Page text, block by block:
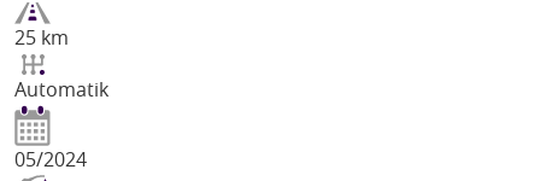
25 km
Automatik
05/2024